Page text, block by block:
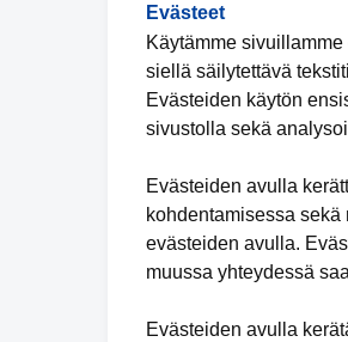
Evästeet
Käytämme
siellä säilytettävä
Evästeiden käytön
sivustolla sekä
Evästeiden avulla
kohdentamisessa
evästeiden avulla.
muussa yhteydessä
Evästeiden avulla